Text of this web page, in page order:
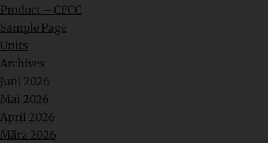
Product – CFCC
Sample Page
Units
Archives
Juni 2026
Mai 2026
April 2026
März 2026